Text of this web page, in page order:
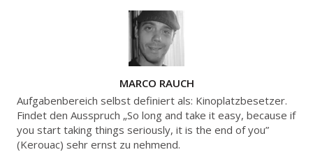
U
T
O
R
MARCO RAUCH
Aufgabenbereich selbst definiert als: Kinoplatzbesetzer.
Findet den Ausspruch „So long and take it easy, because if
you start taking things seriously, it is the end of you”
(Kerouac) sehr ernst zu nehmend.